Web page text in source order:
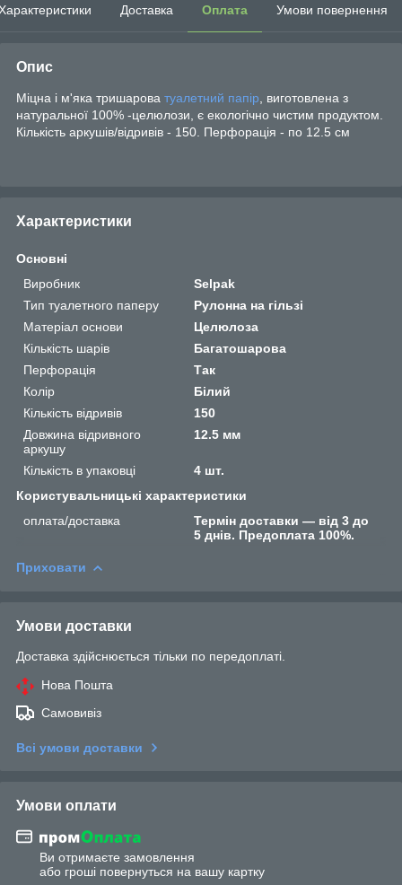
Доставка Оплата Умови повернення
Опис
Міцна і м'яка тришарова туалетний папір , виготовлена з
натуральної 100% -целюлози, є екологічно чистим продуктом.
Кількість аркушів/відривів - 150. Перфорація - по 12.5 см
Характеристики
Основні
Виробник
Selpak
Тип туалетного паперу
Рулонна на гільзі
Матеріал основи
Целюлоза
Кількість шарів
Багатошарова
Перфорація
Так
Колір
Білий
Кількість відривів
150
Довжина відривного
аркушу
12.5 мм
Кількість в упаковці
4 шт.
Користувальницькі характеристики
оплата/доставка
Термін доставки — від 3 до
5 днів. Предоплата 100%.
Приховати
Умови доставки
Доставка здійснюється тільки по передоплаті.
Нова Пошта
Самовивіз
Всі умови доставки
Умови оплати
Ви отримаєте замовлення
або гроші повернуться на вашу картку